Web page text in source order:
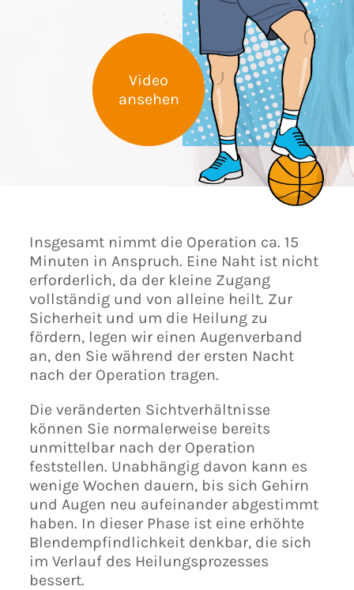
Video
ansehen
Insgesamt nimmt die Operation ca. 15
Minuten in Anspruch. Eine Naht ist nicht
erforderlich, da der kleine Zugang
vollständig und von alleine heilt. Zur
Sicherheit und um die Heilung zu
fördern, legen wir einen Augenverband
an, den Sie während der ersten Nacht
nach der Operation tragen.
Die veränderten Sichtverhältnisse
können Sie normalerweise bereits
unmittelbar nach der Operation
feststellen. Unabhängig davon kann es
wenige Wochen dauern, bis sich Gehirn
und Augen neu aufeinander abgestimmt
haben. In dieser Phase ist eine erhöhte
Blendempfindlichkeit denkbar, die sich
im Verlauf des Heilungsprozesses
bessert.